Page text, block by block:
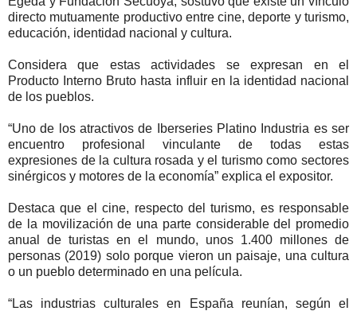
directo mutuamente productivo entre cine, deporte y turismo,
educación, identidad nacional y cultura.
Considera que estas actividades se expresan en el
Producto Interno Bruto hasta influir en la identidad nacional
de los pueblos.
“Uno de los atractivos de Iberseries Platino Industria es ser
encuentro profesional vinculante de todas estas
expresiones de la cultura rosada y el turismo como sectores
sinérgicos y motores de la economía” explica el expositor.
Destaca que el cine, respecto del turismo, es responsable
de la movilización de una parte considerable del promedio
anual de turistas en el mundo, unos 1.400 millones de
personas (2019) solo porque vieron un paisaje, una cultura
o un pueblo determinado en una película.
“Las industrias culturales en España reunían, según el